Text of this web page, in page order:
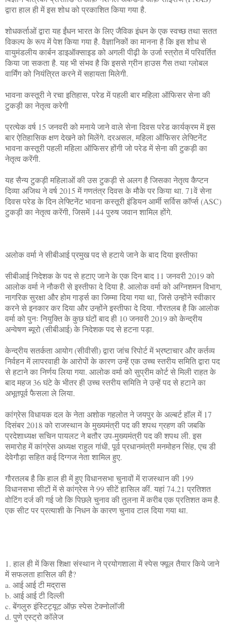
द्वारा हाल ही में इस शोध को प्रकाशित किया गया है.
शोधकर्ताओं द्वारा यह ईंधन भारत के लिए जैविक इंधन के एक स्वच्छ तथा सतत
विकल्प के रूप में पेश किया गया है. वैज्ञानिकों का मानना है कि इस शोध से
वायुमंडलीय कार्बन डाइऑक्साइड को अगली पीढ़ी के उर्जा स्त्रोत में परिवर्तित
किया जा सकता है. यह भी संभव है कि इससे ग्रीन हाउस गैस तथा ग्लोबल
वार्मिंग को नियंत्रित करने में सहायता मिलेगी.
भावना कस्तूरी ने रचा इतिहास, परेड में पहली बार महिला ऑफिसर सेना की
टुकड़ी का नेतृत्व करेगी
प्रत्येक वर्ष 15 जनवरी को मनाये जाने वाले सेना दिवस परेड कार्यक्रम में इस
बार ऐतिहासिक क्षण देखने को मिलेंगे. दरअसल, महिला ऑफिसर लेफ्टिनेंट
भावना कस्तूरी पहली महिला ऑफिसर होंगी जो परेड में सेना की टुकड़ी का
नेतृत्व करेंगी.
यह सैन्य टुकड़ी महिलाओं की उस टुकड़ी से अलग है जिसका नेतृत्व कैप्टन
दिव्या अजिथ ने वर्ष 2015 में गणतंत्र दिवस के मौके पर किया था. 71वें सेना
दिवस परेड के दिन लेफ्टिनेंट भावना कस्तूरी इंडियन आर्मी सर्विस कॉर्प्स (ASC)
टुकड़ी का नेतृत्व करेंगी, जिसमें 144 पुरुष जवान शामिल होंगे.
अलोक वर्मा ने सीबीआई प्रमुख पद से हटाये जाने के बाद दिया इस्तीफा
सीबीआई निदेशक के पद से हटाए जाने के एक दिन बाद 11 जनवरी 2019 को
आलोक वर्मा ने नौकरी से इस्तीफा दे दिया है. आलोक वर्मा को अग्निशमन विभाग,
नागरिक सुरक्षा और होम गार्ड्स का जिम्मा दिया गया था, जिसे उन्होंने स्वीकार
करने से इनकार कर दिया और उन्होंने इस्तीफा दे दिया. गौरतलब है कि आलोक
वर्मा को पुनः नियुक्ति के कुछ घंटों बाद ही 10 जनवरी 2019 को केन्द्रीय
अन्वेषण ब्यूरो (सीबीआई) के निदेशक पद से हटना पड़ा.
केन्द्रीय सतर्कता आयोग (सीवीसी) द्वारा जांच रिपोर्ट में भ्रष्टाचार और कर्तव्य
निर्वहन में लापरवाही के आरोपों के कारण उन्हें एक उच्च स्तरीय समिति द्वारा पद
से हटाने का निर्णय लिया गया. आलोक वर्मा को सुप्रीम कोर्ट से मिली राहत के
बाद महज 36 घंटे के भीतर ही उच्च स्तरीय समिति ने उन्हें पद से हटाने का
अभूतपूर्व फैसला ले लिया.
कांग्रेस विधायक दल के नेता अशोक गहलोत ने जयपुर के अल्बर्ट हॉल में 17
दिसंबर 2018 को राजस्थान के मुख्यमंत्री पद की शपथ ग्रहण की जबकि
प्रदेशाध्यक्ष सचिन पायलट ने बतौर उप-मुख्यमंत्री पद की शपथ ली. इस
समारोह में कांग्रेस अध्यक्ष राहुल गांधी, पूर्व प्रधानमंत्री मनमोहन सिंह, एच डी
देवेगौड़ा सहित कई दिग्गज नेता शामिल हुए.
गौरतलब है कि हाल ही में हुए विधानसभा चुनावों में राजस्थान की 199
विधानसभा सीटों में से कांग्रेस ने 99 सीटें हासिल कीं. यहां 74.21 प्रतिशत
वोटिंग दर्ज की गई जो कि पिछले चुनाव की तुलना में करीब एक प्रतिशत कम है.
एक सीट पर प्रत्याशी के निधन के कारण चुनाव टाल दिया गया था.
1. हाल ही में किस शिक्षा संस्थान ने प्रयोगशाला में स्पेस फ्यूल तैयार किये जाने
में सफलता हासिल की है?
a. आई आई टी मद्रास
b. आई आई टी दिल्ली
c. बेंगलुरु इंस्टिट्यूट ऑफ़ स्पेस टेक्नोलॉजी
d. पुणे एस्ट्रो कॉलेज